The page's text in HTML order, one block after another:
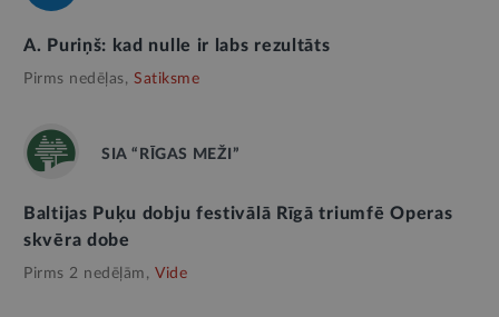
A. Puriņš: kad nulle ir labs rezultāts
Pirms nedēļas, Satiksme
SIA “RĪGAS MEŽI”
Baltijas Puķu dobju festivālā Rīgā triumfē Operas
skvēra dobe
Pirms 2 nedēļām, Vide